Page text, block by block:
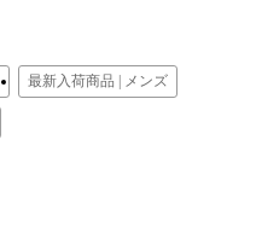
最新入荷商品 | メンズ